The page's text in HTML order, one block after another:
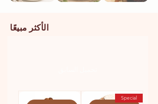
الأكثر مبيعًا
Special